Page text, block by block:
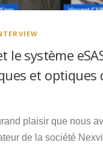
Español
le système
et optiques
plaisir que nous
de la société